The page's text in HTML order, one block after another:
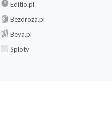
Editio.pl
Bezdroza.pl
Beya.pl
Sploty